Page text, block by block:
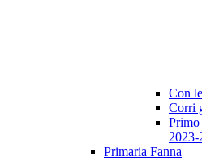
Con
Corri
Primo
2023-
Primaria Fanna